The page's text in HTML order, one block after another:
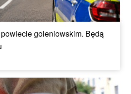
goleniowskim. Będą